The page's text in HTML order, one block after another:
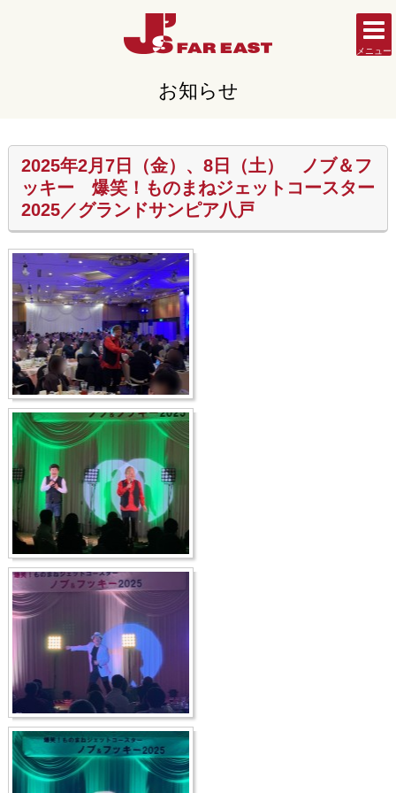
メニュー
お知らせ
2025年2月7日（金）、8日（土） ノブ＆フ
ッキー 爆笑！ものまねジェットコースター
2025／グランドサンピア八戸